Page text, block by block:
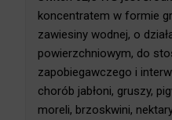
koncentratem w formie
zawiesiny wodnej, o
powierzchniowym, do
zapobiegawczego i
chorób jabłoni, gruszy,
moreli, brzoskwini,